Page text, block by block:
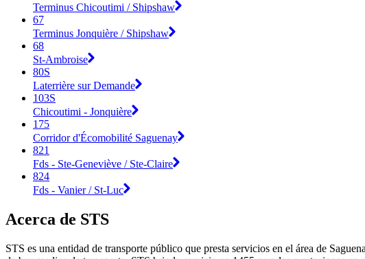
Terminus Chicoutimi / Shipshaw
67
Terminus Jonquière / Shipshaw
68
St-Ambroise
80S
Laterrière sur Demande
103S
Chicoutimi - Jonquière
175
Corridor d'Écomobilité Saguenay
821
Fds - Ste-Geneviève / Ste-Claire
824
Fds - Vanier / St-Luc
Acerca de STS
STS es una entidad de transporte público que presta servicios en el área de